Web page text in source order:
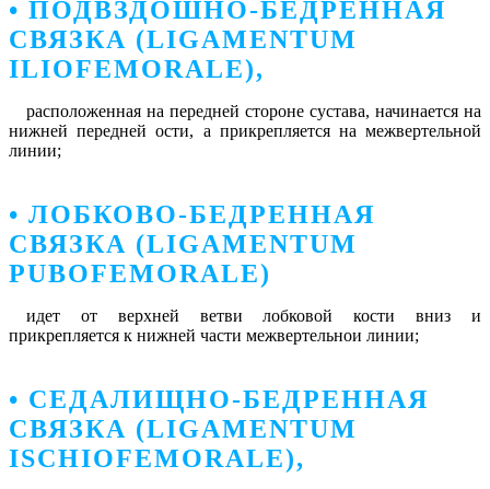
• ПОДВЗДОШНО-БЕДРЕННАЯ
СВЯЗКА (LIGAMENTUM
ILIOFEMORALE),
расположенная на передней стороне сустава, начинается на
нижней передней ости, а прикрепляется на межвертельной
линии;
• ЛОБКОВО-БЕДРЕННАЯ
СВЯЗКА (LIGAMENTUM
PUBOFEMORALE)
идет от верхней ветви лобковой кости вниз и
прикрепляется к нижней части межвертельнои линии;
• СЕДАЛИЩНО-БЕДРЕННАЯ
СВЯЗКА (LIGAMENTUM
ISCHIOFEMORALE),